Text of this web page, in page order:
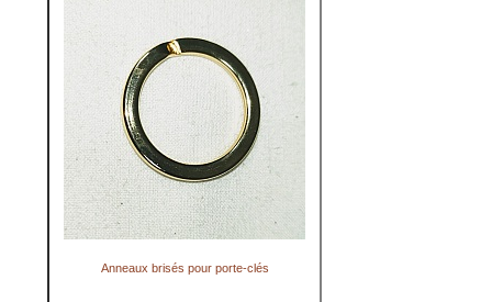
Anneaux brisés pour porte-clés